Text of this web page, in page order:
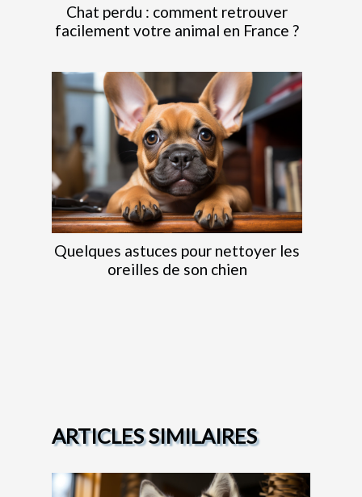
Chat perdu : comment retrouver
facilement votre animal en France ?
Quelques astuces pour nettoyer les
oreilles de son chien
ARTICLES SIMILAIRES